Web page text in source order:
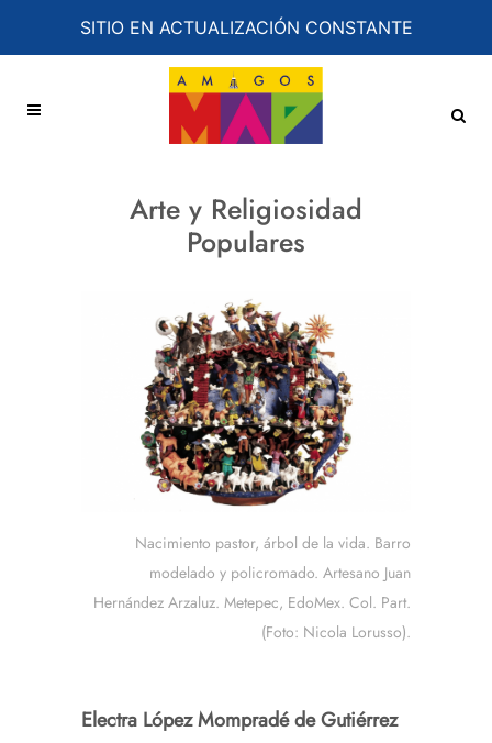
SITIO EN ACTUALIZACIÓN CONSTANTE
Arte y Religiosidad
Populares
Nacimiento pastor, árbol de la vida. Barro
modelado y policromado. Artesano Juan
Hernández Arzaluz. Metepec, EdoMex. Col. Part.
(Foto: Nicola Lorusso).
Electra López Mompradé de Gutiérrez